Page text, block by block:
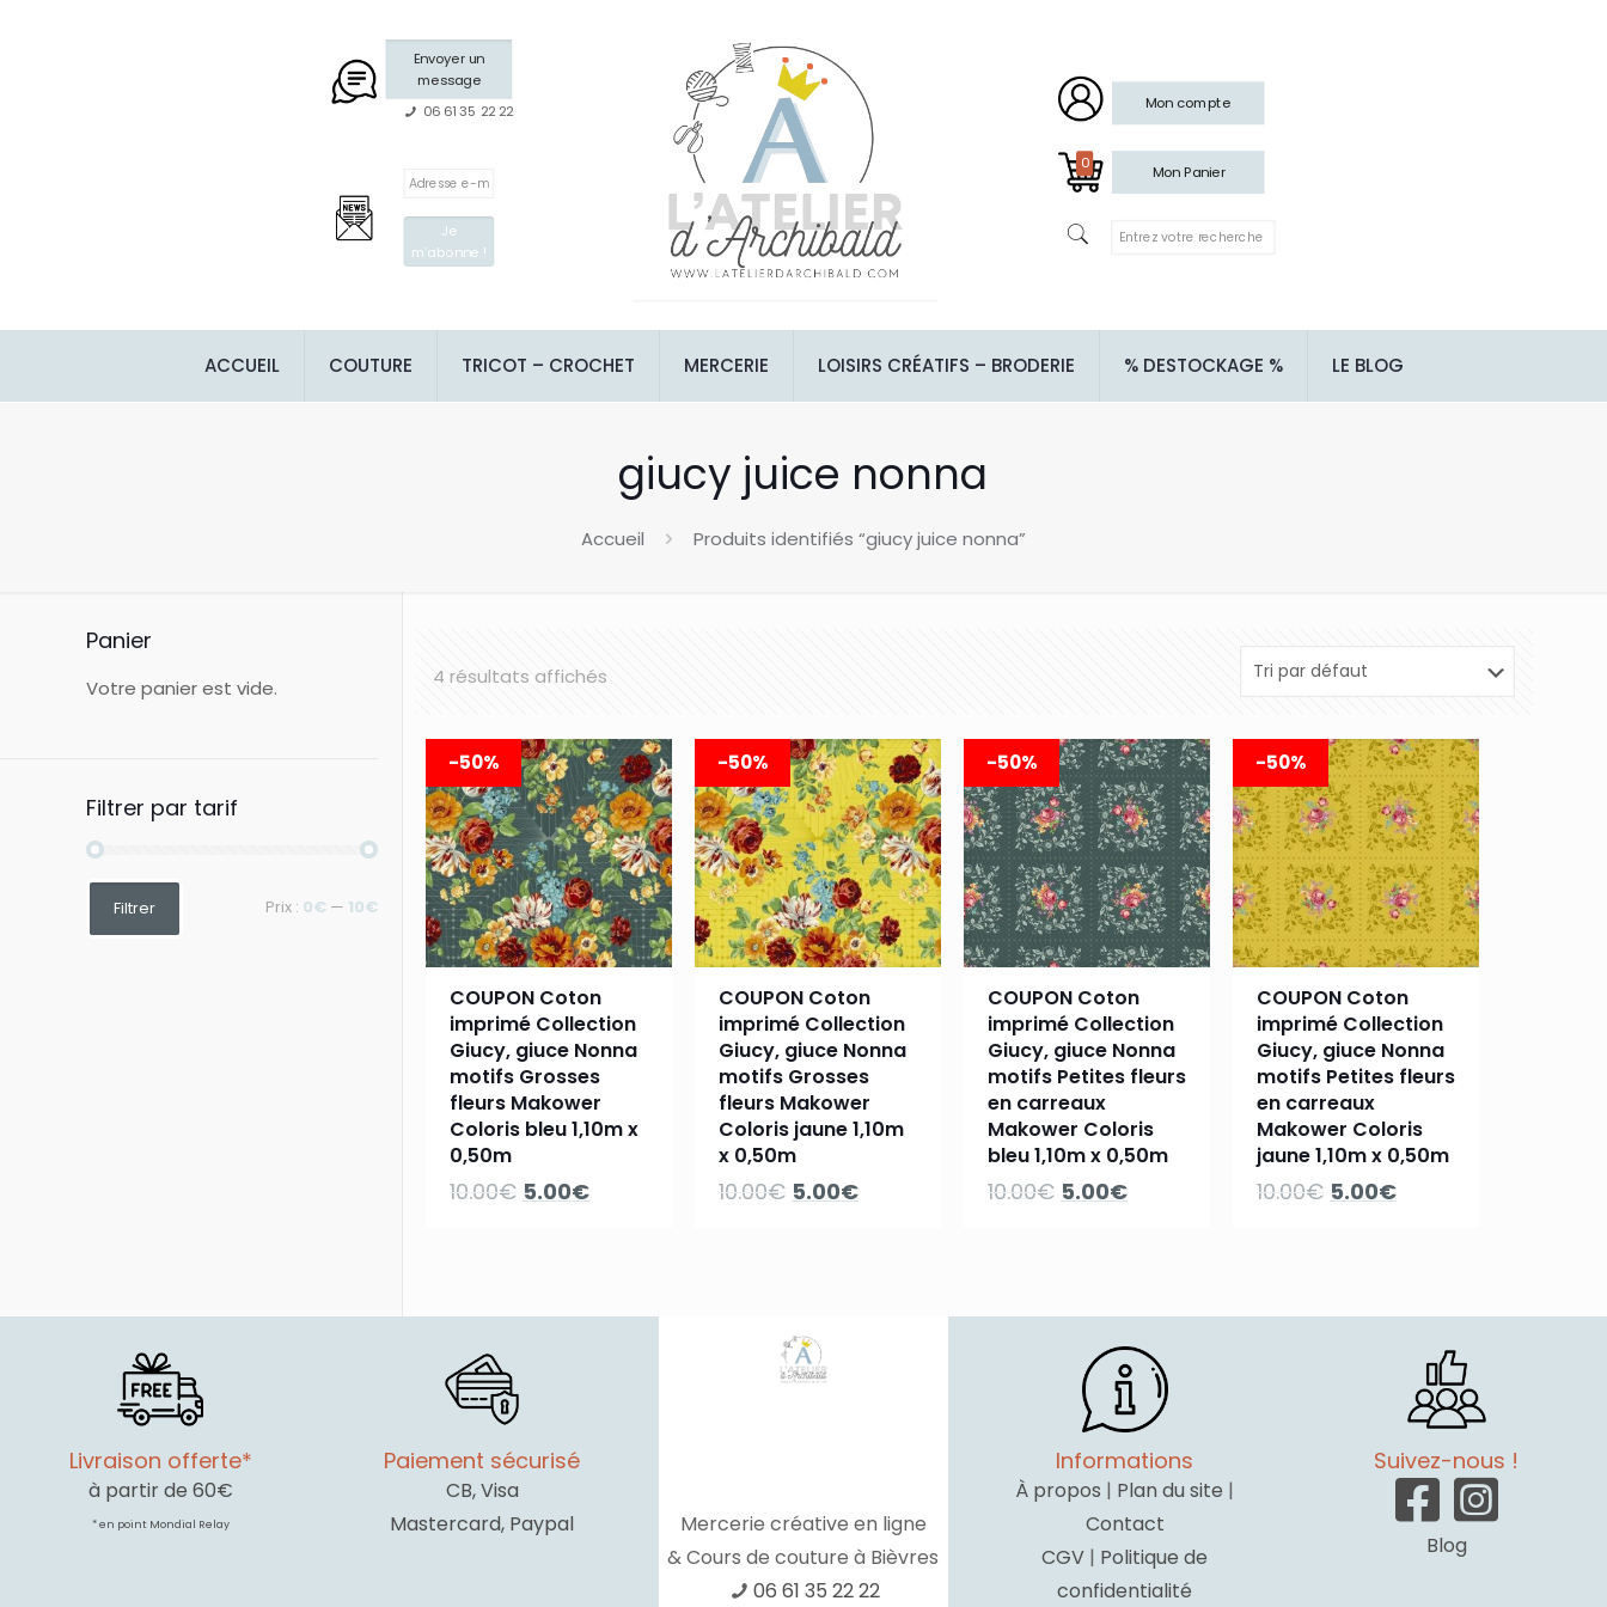
Envoyer un
message
06 61 35 22 22
Mon compte
0 Mon Panier
ACCUEIL COUTURE TRICOT – CROCHET MERCERIE LOISIRS CRÉATIFS – BRODERIE % DESTOCKAGE % LE BLOG
giucy juice nonna
Accueil Produits identifiés “giucy juice nonna”
4 résultats affichés
-50%
COUPON Coton
imprimé Collection
Giucy, giuce Nonna
motifs Grosses
fleurs Makower
Coloris bleu 1,10m x
0,50m
10.00€ Le
10.00€.
5.00€Le
5.00€.
-50%
COUPON Coton
imprimé Collection
Giucy, giuce Nonna
motifs Grosses
fleurs Makower
Coloris jaune 1,10m
x 0,50m
10.00€ Le
5.00€Le
-50%
COUPON Coton
imprimé Collection
Giucy, giuce Nonna
motifs Petites fleurs
en carreaux
Makower Coloris
bleu 1,10m x 0,50m
10.00€ Le
10.00€.
5.00€Le
5.00€.
-50%
COUPON Coton
imprimé Collection
Giucy, giuce Nonna
motifs Petites fleurs
en carreaux
Makower Coloris
jaune 1,10m x 0,50m
10.00€ Le
10.00€.
5.00€Le
5.00€.
Panier
Votre panier est vide.
Filtrer par tarif
Filtrer Prix : 0€ — 10€
Livraison offerte*
à partir de 60€
* en point Mondial Relay
Paiement sécurisé
CB, Visa
Mastercard, Paypal
Mercerie créative en ligne
& Cours de couture à Bièvres
06 61 35 22 22
Informations
À propos | Plan du site |
Contact
CGV | Politique de
confidentialité
Suivez-nous !
Blog